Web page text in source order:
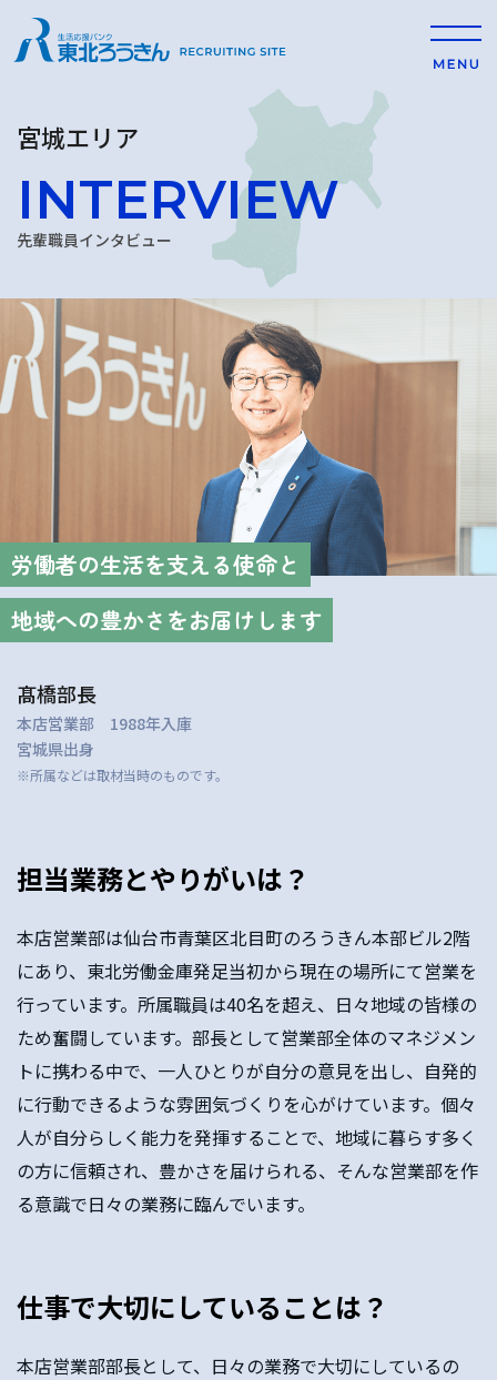
宮城エリア
INTERVIEW
先輩職員インタビュー
労働者の生活を支える使命と
地域への豊かさをお届けします
髙橋部長
本店営業部 1988年入庫
宮城県出身
※所属などは取材当時のものです。
担当業務とやりがいは？
本店営業部は仙台市青葉区北目町のろうきん本部ビル2階
にあり、東北労働金庫発足当初から現在の場所にて営業を
行っています。所属職員は40名を超え、日々地域の皆様の
ため奮闘しています。部長として営業部全体のマネジメン
トに携わる中で、一人ひとりが自分の意見を出し、自発的
に行動できるような雰囲気づくりを心がけています。個々
人が自分らしく能力を発揮することで、地域に暮らす多く
の方に信頼され、豊かさを届けられる、そんな営業部を作
る意識で日々の業務に臨んでいます。
仕事で大切にしていることは？
本店営業部部長として、日々の業務で大切にしているの